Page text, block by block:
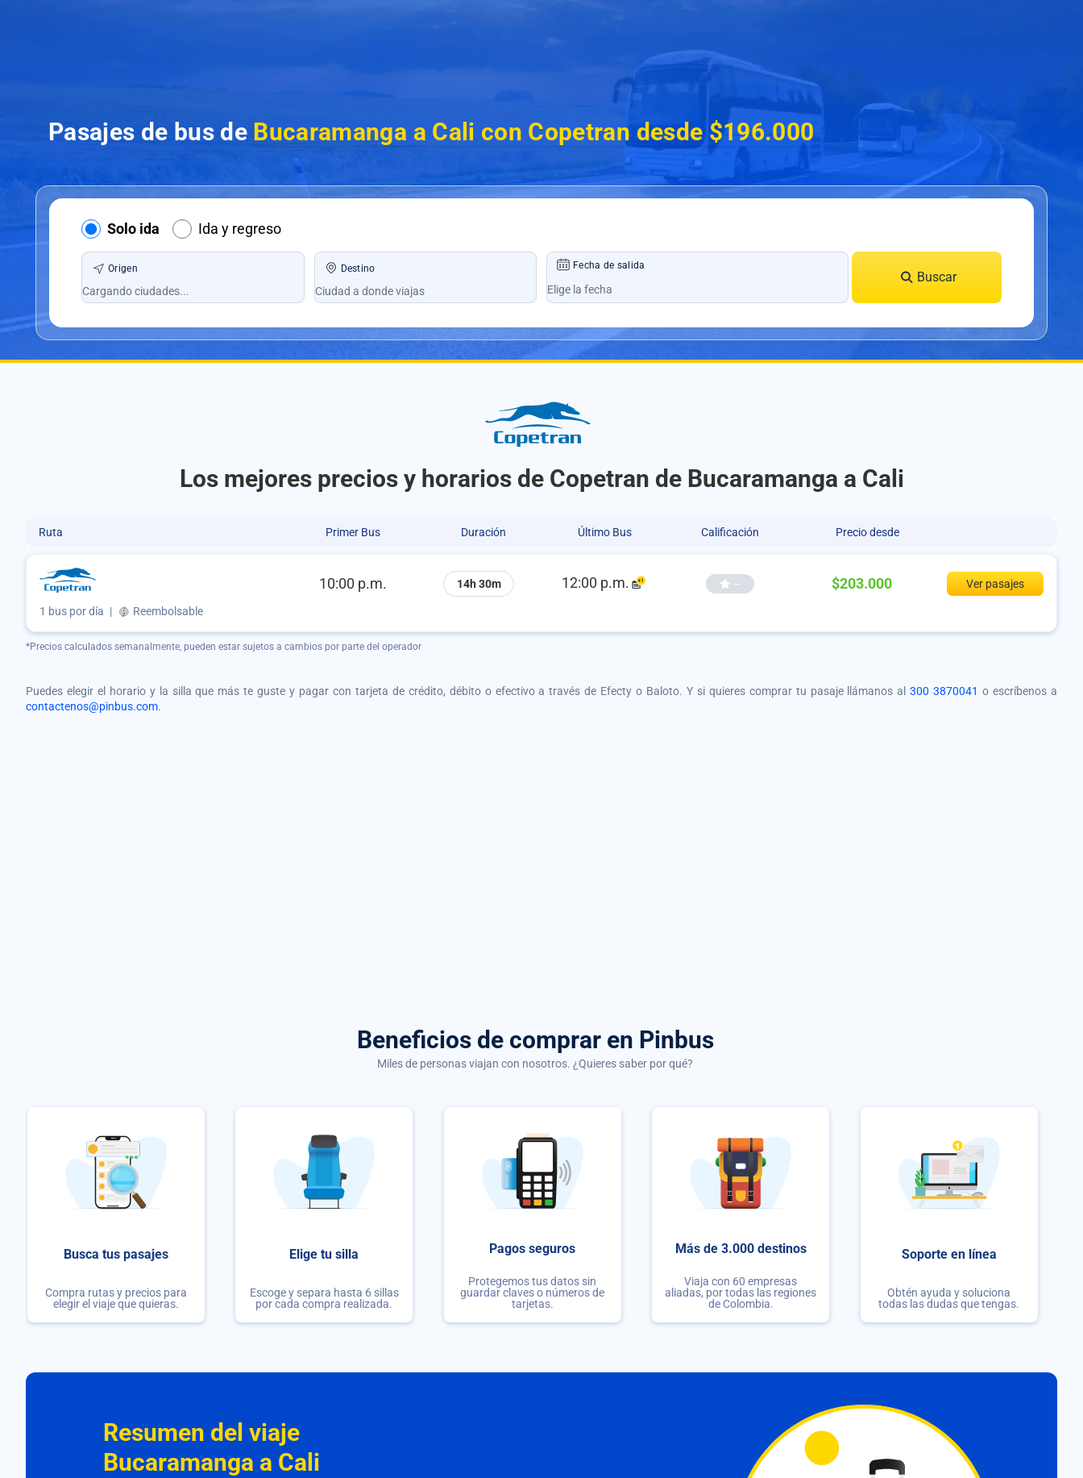
Pasajes de bus de Bucaramanga a Cali con Copetran desde $196.000
Solo ida Ida y regreso
Origen Destino Fecha de salida
Buscar
Los mejores precios y horarios de Copetran de Bucaramanga a Cali
Ruta Primer Bus Duración Último Bus Calificación Precio desde
10:00 p.m. 14h 30m 12:00 p.m. -- $203.000 Ver pasajes
1 bus por día | Reembolsable
*Precios calculados semanalmente, pueden estar sujetos a cambios por parte del operador
Puedes elegir el horario y la silla que más te guste y pagar con tarjeta de crédito, débito o efectivo a través de Efecty o Baloto. Y si quieres comprar tu pasaje llámanos al300 3870041 o escríbenos a
contactenos@pinbus.com.
Beneficios de comprar en Pinbus
Miles de personas viajan con nosotros. ¿Quieres saber por qué?
Busca tus pasajes
Compra rutas y precios para
elegir el viaje que quieras.
Elige tu silla
Escoge y separa hasta 6 sillas
por cada compra realizada.
Pagos seguros
Protegemos tus datos sin
guardar claves o números de
tarjetas.
Más de 3.000 destinos
Viaja con 60 empresas
aliadas, por todas las regiones
de Colombia.
Soporte en línea
Obtén ayuda y soluciona
todas las dudas que tengas.
Resumen del viaje
Bucaramanga a Cali